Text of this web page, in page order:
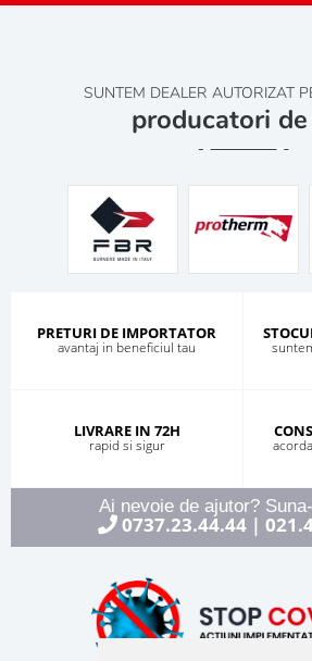
SUNTEM DEALER AUTORIZAT
producatori
PRETURI DE IMPORTATOR
avantaj in beneficiul tau
LIVRARE IN 72H
rapid si sigur
Ai nevoie de ajutor?
0737.23.44.44|